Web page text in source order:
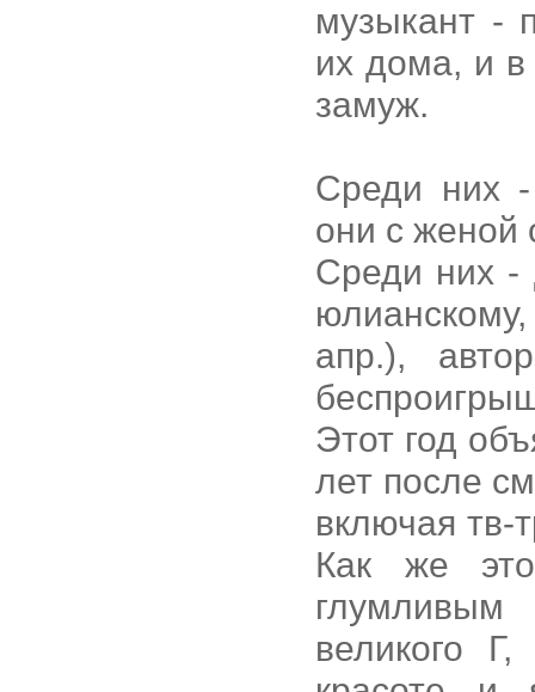
музыкант -
их дома, и
замуж.
Среди них
они с женой
Среди них -
апр.),
Этот год
лет после
включая тв-
Как же
глумливым
великого